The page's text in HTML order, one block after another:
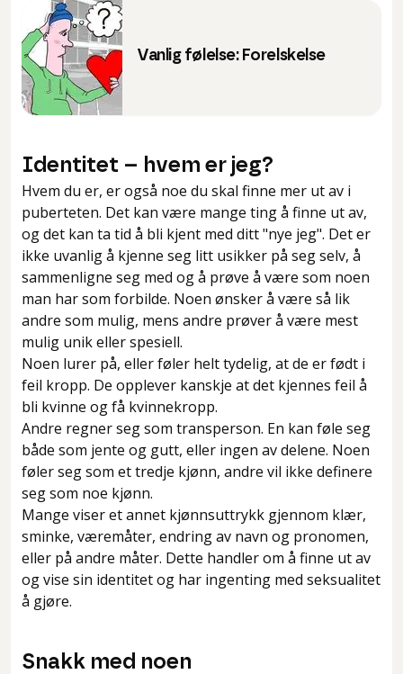
Vanlig følelse: Forelskelse
Identitet – hvem er jeg?
Hvem du er, er også noe du skal finne mer ut av i
puberteten. Det kan være mange ting å finne ut av,
og det kan ta tid å bli kjent med ditt "nye jeg". Det er
ikke uvanlig å kjenne seg litt usikker på seg selv, å
sammenligne seg med og å prøve å være som noen
man har som forbilde. Noen ønsker å være så lik
andre som mulig, mens andre prøver å være mest
mulig unik eller spesiell.
Noen lurer på, eller føler helt tydelig, at de er født i
feil kropp. De opplever kanskje at det kjennes feil å
bli kvinne og få kvinnekropp.
Andre regner seg som transperson. En kan føle seg
både som jente og gutt, eller ingen av delene. Noen
føler seg som et tredje kjønn, andre vil ikke definere
seg som noe kjønn.
Mange viser et annet kjønnsuttrykk gjennom klær,
sminke, væremåter, endring av navn og pronomen,
eller på andre måter. Dette handler om å finne ut av
og vise sin identitet og har ingenting med seksualitet
å gjøre.
Snakk med noen